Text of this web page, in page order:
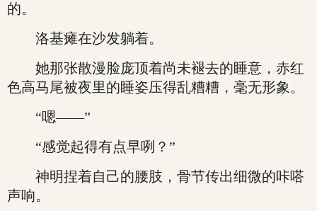
的。
洛基瘫在沙发躺着。
她那张散漫脸庞顶着尚未褪去的睡意，赤红
色高马尾被夜里的睡姿压得乱糟糟，毫无形象。
“嗯——”
“感觉起得有点早咧？”
神明捏着自己的腰肢，骨节传出细微的咔嗒
声响。